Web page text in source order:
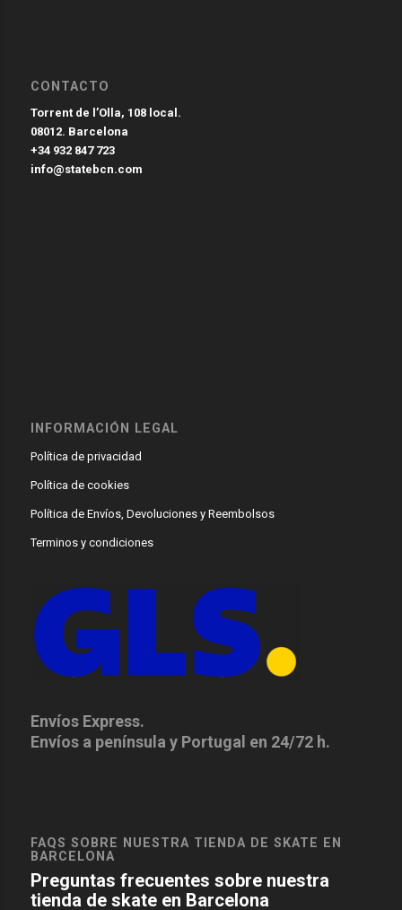
CONTACTO
Torrent de l’Olla, 108 local.
08012. Barcelona
+34 932 847 723
info@statebcn.com
INFORMACIÓN LEGAL
Política de privacidad
Política de cookies
Política de Envíos, Devoluciones y Reembolsos
Terminos y condiciones
Envíos Express.
Envíos a península y Portugal en 24/72 h.
FAQS SOBRE NUESTRA TIENDA DE SKATE EN
BARCELONA
Preguntas frecuentes sobre nuestra
tienda de skate en Barcelona